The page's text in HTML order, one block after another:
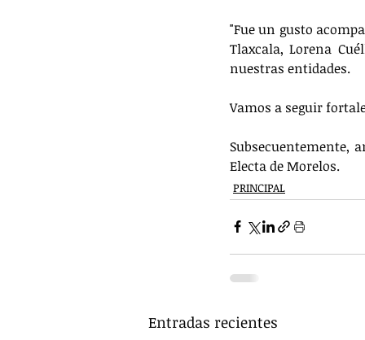
"Fue un gusto
Tlaxcala, Lorena
nuestras entidades.
Vamos a seguir
Subsecuentemente,
Electa de Morelos.
PRINCIPAL
Entradas recientes